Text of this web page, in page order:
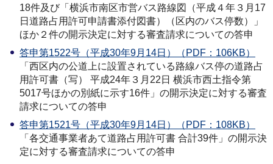
18件及び「横浜市南区市営バス路線図（平成４年３月17
日道路占用許可申請書添付図書）（区内のバス停数）」
ほか２件の開示決定に対する審査請求についての答申
答申第1522号（平成30年9月14日）（PDF：106KB）
「西区内の公道上に設置されている路線バス停の道路占
用許可書（写） 平成24年３月22日 横浜市西土指令第
5017号ほかの別紙に示す16件」の開示決定に対する審査
請求についての答申
答申第1521号（平成30年9月14日）（PDF：108KB）
「各交通事業者あて道路占用許可書 合計39件」の開示決
定に対する審査請求についての答申